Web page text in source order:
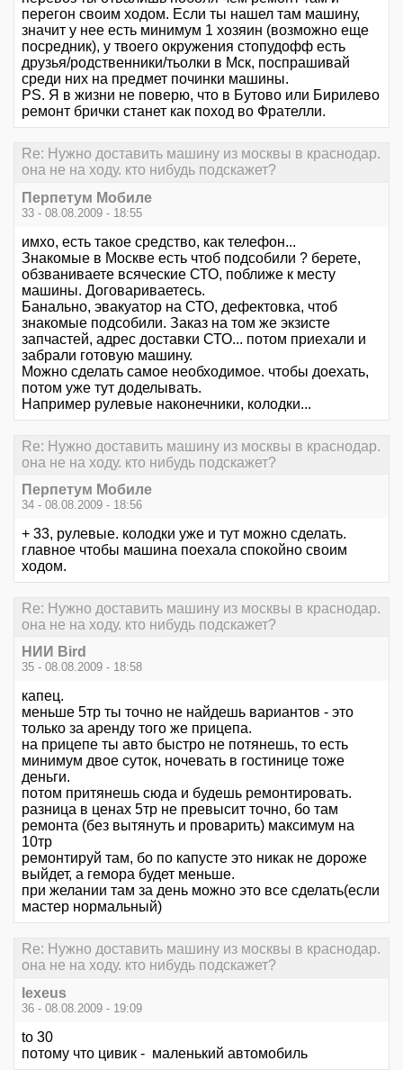
перегон своим ходом. Если ты нашел там машину,
значит у нее есть минимум 1 хозяин (возможно еще
посредник), у твоего окружения стопудофф есть
друзья/родственники/тьолки в Мск, поспрашивай
среди них на предмет починки машины.
PS. Я в жизни не поверю, что в Бутово или Бирилево
ремонт брички станет как поход во Фрателли.
Re: Нужно доставить машину из москвы в краснодар.
она не на ходу. кто нибудь подскажет?
Перпетум Мобиле
33 - 08.08.2009 - 18:55
имхо, есть такое средство, как телефон...
Знакомые в Москве есть чтоб подсобили ? берете,
обзваниваете всяческие СТО, поближе к месту
машины. Договариваетесь.
Банально, эвакуатор на СТО, дефектовка, чтоб
знакомые подсобили. Заказ на том же экзисте
запчастей, адрес доставки СТО... потом приехали и
забрали готовую машину.
Можно сделать самое необходимое. чтобы доехать,
потом уже тут доделывать.
Например рулевые наконечники, колодки...
Re: Нужно доставить машину из москвы в краснодар.
она не на ходу. кто нибудь подскажет?
Перпетум Мобиле
34 - 08.08.2009 - 18:56
+ 33, рулевые. колодки уже и тут можно сделать.
главное чтобы машина поехала спокойно своим
ходом.
Re: Нужно доставить машину из москвы в краснодар.
она не на ходу. кто нибудь подскажет?
НИИ Bird
35 - 08.08.2009 - 18:58
капец.
меньше 5тр ты точно не найдешь вариантов - это
только за аренду того же прицепа.
на прицепе ты авто быстро не потянешь, то есть
минимум двое суток, ночевать в гостинице тоже
деньги.
потом притянешь сюда и будешь ремонтировать.
разница в ценах 5тр не превысит точно, бо там
ремонта (без вытянуть и проварить) максимум на
10тр
ремонтируй там, бо по капусте это никак не дороже
выйдет, а гемора будет меньше.
при желании там за день можно это все сделать(если
мастер нормальный)
Re: Нужно доставить машину из москвы в краснодар.
она не на ходу. кто нибудь подскажет?
lexeus
36 - 08.08.2009 - 19:09
to 30
потому что цивик - маленький автомобиль